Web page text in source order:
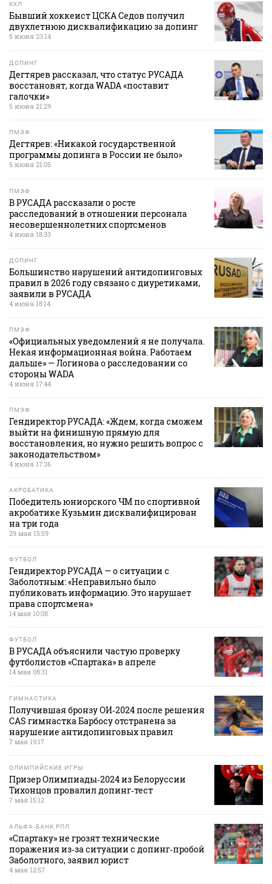
КХЛ
Бывший хоккеист ЦСКА Седов получил
двухлетнюю дисквалификацию за допинг
5 июня 23:14
ДОПИНГ
Дегтярев рассказал, что статус РУСАДА
восстановят, когда WADA «поставит
галочки»
5 июня 21:29
ПМЭФ
Дегтярев: «Никакой государственной
программы допинга в России не было»
5 июня 21:05
ПМЭФ
В РУСАДА рассказали о росте
расследований в отношении персонала
несовершеннолетних спортсменов
4 июня 18:33
ДОПИНГ
Большинство нарушений антидопинговых
правил в 2026 году связано с диуретиками,
заявили в РУСАДА
4 июня 18:14
ПМЭФ
«Официальных уведомлений я не получала.
Некая информационная война. Работаем
дальше» — Логинова о расследовании со
стороны WADA
4 июня 17:44
ПМЭФ
Гендиректор РУСАДА: «Ждем, когда сможем
выйти на финишную прямую для
восстановления, но нужно решить вопрос с
законодательством»
4 июня 17:36
АКРОБАТИКА
Победитель юниорского ЧМ по спортивной
акробатике Кузьмин дисквалифицирован
на три года
29 мая 15:59
ФУТБОЛ
Гендиректор РУСАДА — о ситуации с
Заболотным: «Неправильно было
публиковать информацию. Это нарушает
права спортсмена»
14 мая 10:08
ФУТБОЛ
В РУСАДА объяснили частую проверку
футболистов «Спартака» в апреле
14 мая 08:31
ГИМНАСТИКА
Получившая бронзу ОИ‑2024 после решения
CAS гимнастка Барбосу отстранена за
нарушение антидопинговых правил
7 мая 19:17
ОЛИМПИЙСКИЕ ИГРЫ
Призер Олимпиады‑2024 из Белоруссии
Тихонцов провалил допинг‑тест
7 мая 15:12
АЛЬФА-БАНК РПЛ
«Спартаку» не грозят технические
поражения из‑за ситуации с допинг‑пробой
Заболотного, заявил юрист
4 мая 12:57